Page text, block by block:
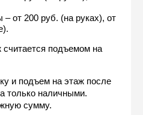
– от 200 руб. (на руках), от
подъемом на
и подъем на этаж после
только наличными.
сумму.